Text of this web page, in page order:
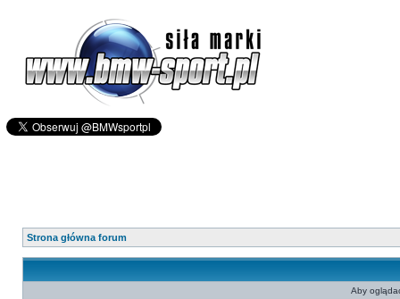
Strona główna forum
Aby